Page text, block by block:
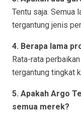
Tentu saja. Semua
tergantung jenis
4. Berapa lama
Rata-rata
tergantung tingkat
5. Apakah Argo
semua merek?